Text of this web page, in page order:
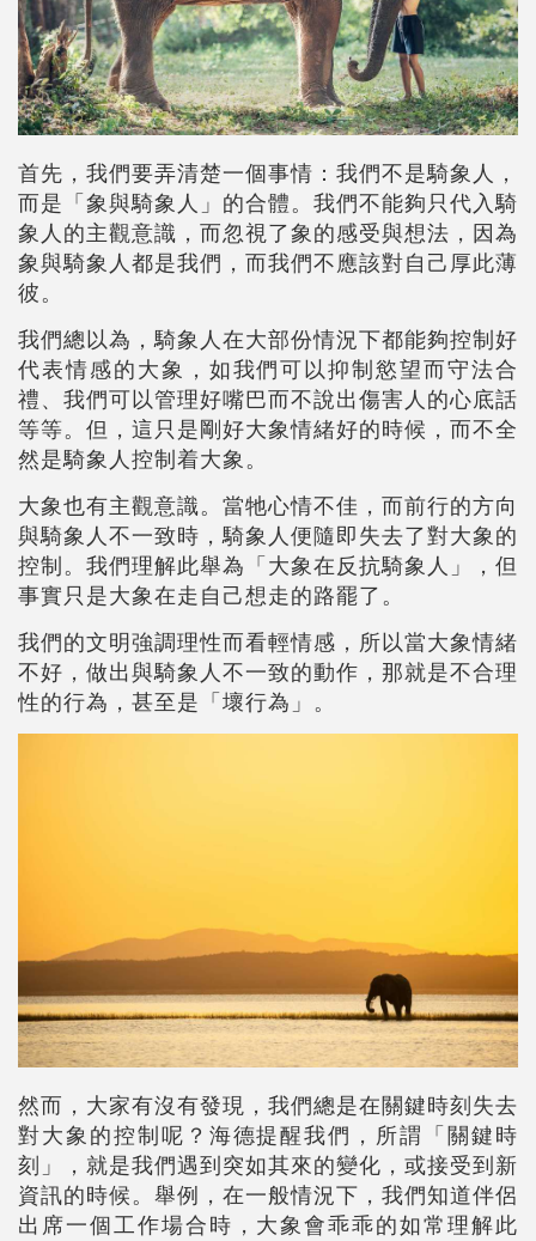
首先，我們要弄清楚一個事情：我們不是騎象人，
而是「象與騎象人」的合體。我們不能夠只代入騎
象人的主觀意識，而忽視了象的感受與想法，因為
象與騎象人都是我們，而我們不應該對自己厚此薄
彼。
我們總以為，騎象人在大部份情況下都能夠控制好
代表情感的大象，如我們可以抑制慾望而守法合
禮、我們可以管理好嘴巴而不說出傷害人的心底話
等等。但，這只是剛好大象情緒好的時候，而不全
然是騎象人控制着大象。
大象也有主觀意識。當牠心情不佳，而前行的方向
與騎象人不一致時，騎象人便隨即失去了對大象的
控制。我們理解此舉為「大象在反抗騎象人」，但
事實只是大象在走自己想走的路罷了。
我們的文明強調理性而看輕情感，所以當大象情緒
不好，做出與騎象人不一致的動作，那就是不合理
性的行為，甚至是「壞行為」。
然而，大家有沒有發現，我們總是在關鍵時刻失去
對大象的控制呢？海德提醒我們，所謂「關鍵時
刻」，就是我們遇到突如其來的變化，或接受到新
資訊的時候。舉例，在一般情況下，我們知道伴侶
出席一個工作場合時，大象會乖乖的如常理解此